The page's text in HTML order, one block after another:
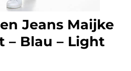
Jeans Maijke
– Blau – Light